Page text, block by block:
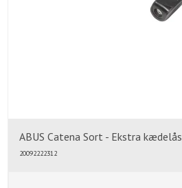
ABUS Catena Sort - Ekstra kædelås
20092222312